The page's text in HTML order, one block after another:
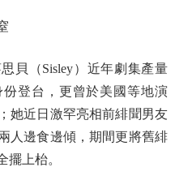
（Sisley）近年劇集產量
登台，更曾於美國等地演
她近日激罕亮相前緋聞男友
人邊食邊傾，期間更將舊緋
擺上枱。